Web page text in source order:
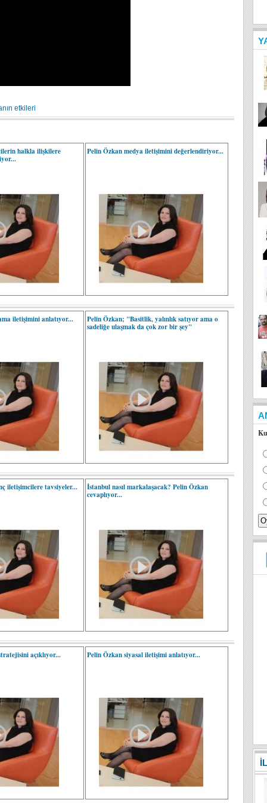
etkileri
halkla ilişkilere
Pelin Özkan medya iletişimini değerlendiriyor...
iletişimini anlatıyor...
Pelin Özkan; "Basitlik, yalınlık satıyor ama o
sadeliğe ulaşmak da çok zor bir şey"
iletişimcilere tavsiyeler...
İstanbul nasıl markalaşacak? Pelin Özkan
cevaplıyor...
açıklıyor... Pelin Özkan siyasal iletişimi anlatıyor...